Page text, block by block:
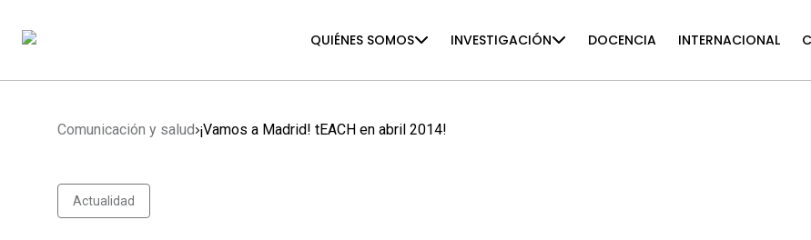
QUIÉNES SOMOS INVESTIGACIÓN DOCENCIA INTERNACIONAL
Comunicación y salud ¡Vamos a Madrid! tEACH en abril 2014!
Actualidad